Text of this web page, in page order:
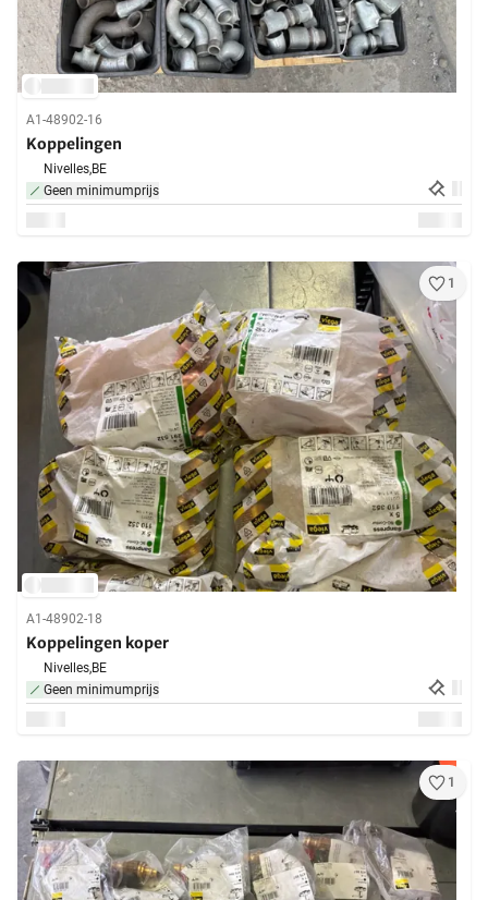
A1-48902-16
Koppelingen
Nivelles,BE
Geen minimumprijs
1
A1-48902-18
Koppelingen koper
Nivelles,BE
Geen minimumprijs
1